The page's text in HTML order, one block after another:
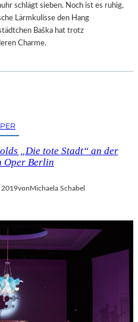
schlägt sieben. Noch ist es ruhig,
Lärmkulisse den Hang
Baška hat trotz
Charme.
„Die tote Stadt“ an der
Oper Berlin
2019vonMichaela Schabel